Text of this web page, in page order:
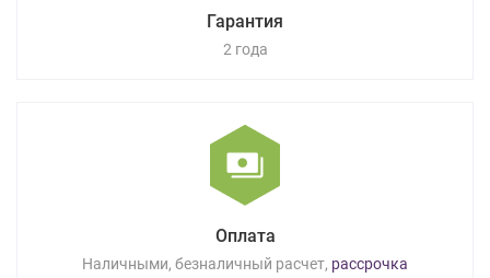
Гарантия
2 года
Оплата
Наличными, безналичный расчет, рассрочка